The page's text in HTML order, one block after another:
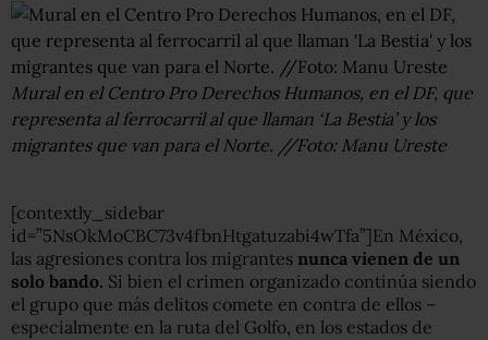
Mural en el Centro Pro Derechos Humanos, en el DF, que
representa al ferrocarril al que llaman ‘La Bestia’ y los
migrantes que van para el Norte. //Foto: Manu Ureste
[contextly_sidebar
id=”5NsOkMoCBC73v4fbnHtgatuzabi4wTfa”]En México,
las agresiones contra los migrantes nunca vienen de un
solo bando. Si bien el crimen organizado continúa siendo
el grupo que más delitos comete en contra de ellos –
especialmente en la ruta del Golfo, en los estados de